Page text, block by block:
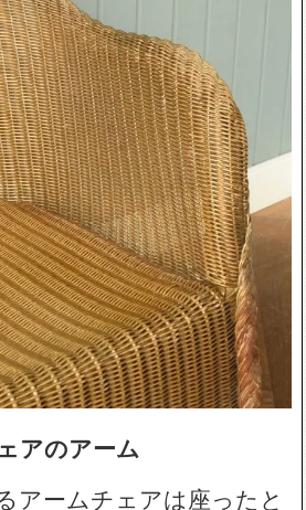
アのアーム
アームチェアは座ったと